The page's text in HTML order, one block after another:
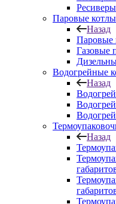
Паровые котлы
Назад
Паровые
Газовые
Водогрейные
Назад
Назад